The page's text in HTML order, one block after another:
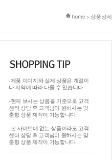
현재 위치
home > 상품상세
-제품 이미지와 실제 상품은 계절이
나 지역에 따라 다를 수 있습니다.
-현재 보시는 상품을 기준으로 고객
센터 상담 후 고객님이 원하시는 맞
춤형 상품 제작이 가능합니다.
-본 사이트에 없는 상품이라도 고객
센터 상담 후 고객님이 원하시는 맞
춤형 상품 제작이 가능합니다.